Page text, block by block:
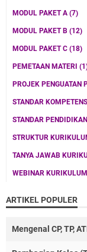
MODUL PAKET A (7)
MODUL PAKET B (12)
MODUL PAKET C (18)
PEMETAAN MATERI
PROJEK PENGUATAN
STANDAR
STANDAR
STRUKTUR
TANYA JAWAB
WEBINAR
ARTIKEL POPULER
Mengenal CP, TP,